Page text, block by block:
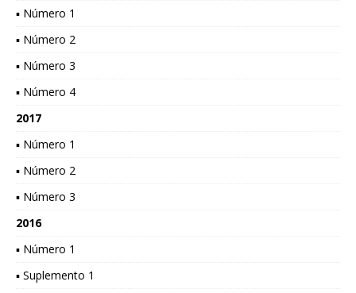
▪ Número 1
▪ Número 2
▪ Número 3
▪ Número 4
2017
▪ Número 1
▪ Número 2
▪ Número 3
2016
▪ Número 1
▪ Suplemento 1